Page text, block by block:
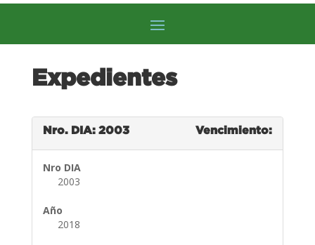
Expedientes
Nro. DIA: 2003 Vencimiento:
Nro DIA
2003
Año
2018